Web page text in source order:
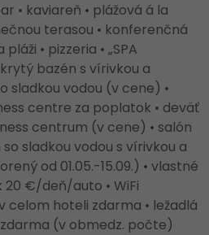
• kaviareň • plážová á la
terasou • konferenčná
• pizzeria • „SPA
krytý bazén s vírivkou a
sladkou vodou (v cene) •
centre za poplatok • deväť
centrum (v cene) • salón
sladkou vodou s vírivkou a
od 01.05.-15.09.) • vlastné
€/deň/auto • WiFi
hoteli zdarma • ležadlá
(v obmedz. počte)